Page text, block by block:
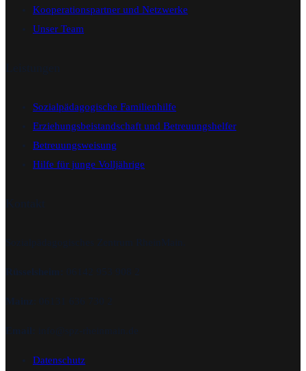
Kooperationspartner und Netzwerke
Unser Team
Sozialpädagogische Familienhilfe
Erziehungsbeistandschaft und Betreuungshelfer
Betreuungsweisung
Hilfe für junge Volljährige
Sozialpädagogisches Zentrum RheinMain.
Rüsselsheim: 06142 953 908 2
Mainz : 06131 636 730 2
Datenschutz